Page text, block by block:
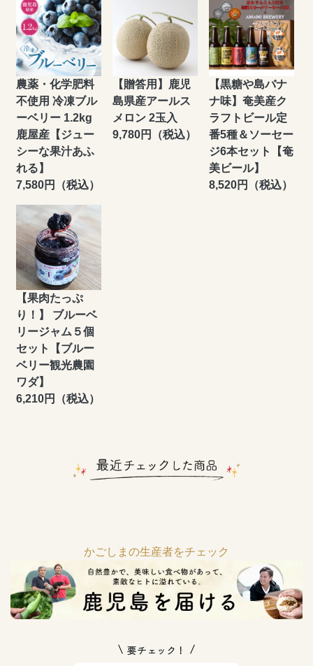
農薬・化学肥料
不使用 冷凍ブル
ーベリー 1.2kg
鹿屋産【ジュー
シーな果汁あふ
れる】
7,580円（税込）
【贈答用】鹿児
島県産アールス
メロン 2玉入
9,780円（税込）
【黒糖や島バナ
ナ味】奄美産ク
ラフトビール定
番5種＆ソーセー
ジ6本セット【奄
美ビール】
8,520円（税込）
【果肉たっぷ
り！】 ブルーベ
リージャム５個
セット【ブルー
ベリー観光農園
ワダ】
6,210円（税込）
かごしまの生産者をチェック
要チェック！